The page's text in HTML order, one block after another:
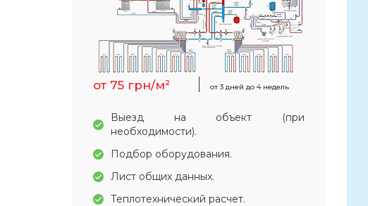
от 75 грн/м² от 3 дней до 4 недель
Выезд на объект (при
необходимости).
Подбор оборудования.
Лист общих данных.
Теплотехнический расчет.